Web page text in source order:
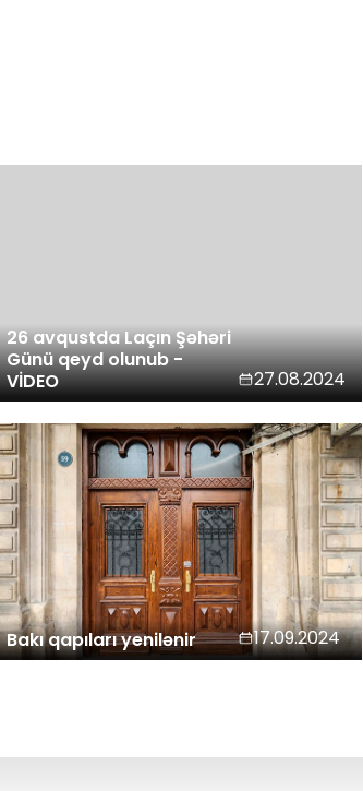
26 avqustda Laçın Şəhəri
Günü qeyd olunub -
VİDEO
27.08.2024
Bakı qapıları yenilənir 17.09.2024